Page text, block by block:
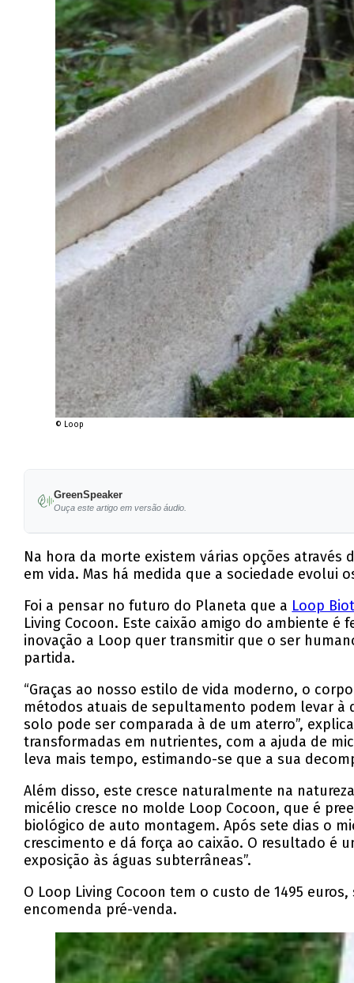
© Loop
GreenSpeaker
Ouça este artigo em versão áudio.
Na hora da morte existem várias opções
em vida. Mas há medida que a sociedade evolui
Foi a pensar no futuro do Planeta que a Loop
Living Cocoon. Este caixão amigo do ambiente
inovação a Loop quer transmitir que o ser
partida.
“Graças ao nosso estilo de vida moderno, o
métodos atuais de sepultamento podem levar à
solo pode ser comparada à de um aterro”,
transformadas em nutrientes, com a ajuda de
leva mais tempo, estimando-se que a sua
Além disso, este cresce naturalmente na
micélio cresce no molde Loop Cocoon, que é
biológico de auto montagem. Após sete dias o
crescimento e dá força ao caixão. O resultado é
exposição às águas subterrâneas”.
O Loop Living Cocoon tem o custo de 1495
encomenda pré-venda.